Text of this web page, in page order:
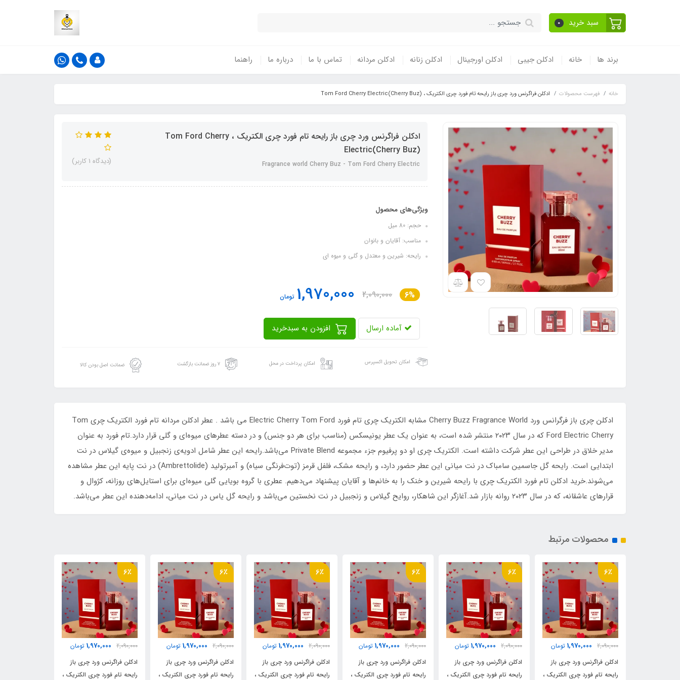
سبد خرید 0
برند ها خانه ادکلن جیبی ادکلن اورجینال ادکلن زنانه ادکلن مردانه تماس با ما درباره ما راهنما
خانه فهرست محصولات ادکلن فراگرنس ورد چری باز رایحه تام فورد چری الکتریک ، Tom Ford Cherry Electric(Cherry Buz)
ادکلن فراگرنس ورد چری باز رایحه تام فورد چری الکتریک ، Tom Ford Cherry
Electric(Cherry Buz)
Fragrance world Cherry Buz - Tom Ford Cherry Electric (دیدگاه 1 کاربر)
ویژگی‌های محصول
حجم: 80 میل
مناسب: آقایان و بانوان
رایحه: شیرین و معتدل و گلی و میوه ای
6%
2,090,000
1,970,000 تومان
آماده ارسال
امکان تحویل اکسپرس امکان پرداخت در محل ۷ روز ضمانت بازگشت ضمانت اصل بودن کالا
ادکلن چری باز فرگرانس ورد Cherry Buzz Fragrance World مشابه الکتریک چری تام فورد Electric Cherry Tom Ford می باشد . عطر ادکلن مردانه تام فورد الکتریک چری Tom
Ford Electric Cherry که در سال ۲۰۲۳ منتشر شده است، به عنوان یک عطر یونیسکس (مناسب برای هر دو جنس) و در دسته عطرهای میوه‌ای و گلی قرار دارد.تام فورد به عنوان
مدیر خلاق در طراحی این عطر شرکت داشته است. الکتریک چری او دو پرفیوم جزء مجموعه Private Blend می‌باشد.رایحه این عطر شامل ادویه‌ی زنجبیل و میوه‌ی گیلاس در نت
ابتدایی است. رایحه گل جاسمین سامباک در نت میانی این عطر حضور دارد، و رایحه مشک، فلفل قرمز (توت‌فرنگی سیاه) و آمبرتولید (Ambrettolide) در نت پایه این عطر مشاهده
می‌شوند.خرید ادکلن تام فورد الکتریک چری با رایحه شیرین و خنک را به خانم‌ها و آقایان پیشنهاد می‌دهیم. عطری با گروه بویایی گلی میوه‌ای برای استایل‌های روزانه، کژوال و
قرارهای عاشقانه، که در سال ۲۰۲۳ روانه بازار شد.آغازگر این شاهکار، روایح گیلاس و زنجبیل در نت نخستین می‌باشد و رایحه‌ گل یاس در نت میانی، ادامه‌دهنده این عطر می‌باشد.
محصولات مرتبط
6٪
2,090,000
1,970,000 تومان
ادکلن فراگرنس ورد چری باز
رایحه تام فورد چری الکتریک ،
6٪
2,090,000
1,970,000 تومان
ادکلن فراگرنس ورد چری باز
رایحه تام فورد چری الکتریک ،
6٪
2,090,000
1,970,000 تومان
ادکلن فراگرنس ورد چری باز
رایحه تام فورد چری الکتریک ،
6٪
2,090,000
1,970,000 تومان
ادکلن فراگرنس ورد چری باز
رایحه تام فورد چری الکتریک ،
6٪
2,090,000
1,970,000 تومان
ادکلن فراگرنس ورد چری باز
رایحه تام فورد چری الکتریک ،
6٪
2,090,000
1,970,000 تومان
ادکلن فراگرنس ورد چری باز
رایحه تام فورد چری الکتریک ،